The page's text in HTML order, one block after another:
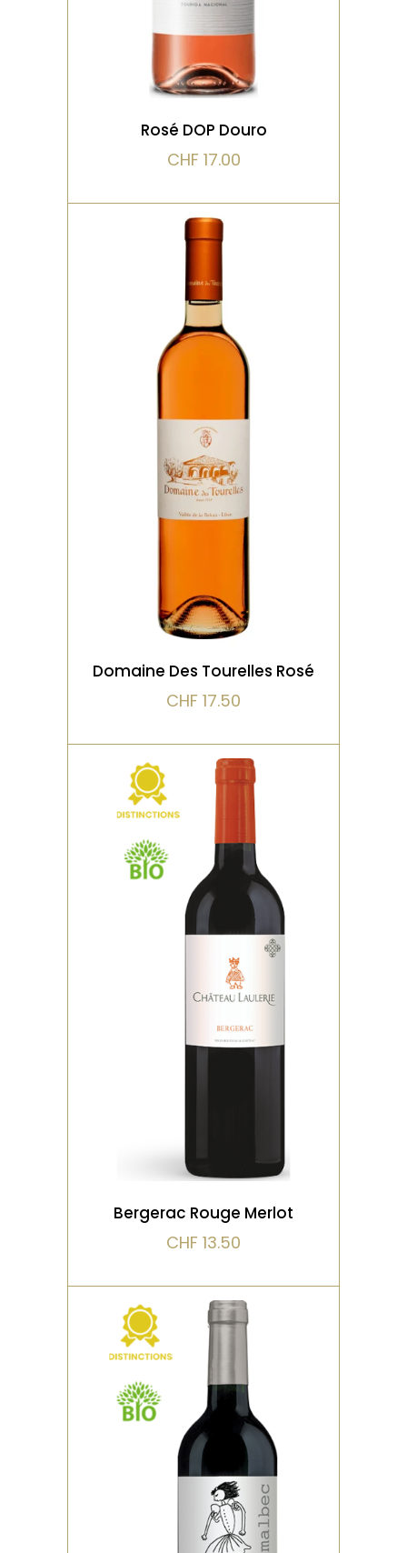
VOIR LE PRODUIT
Rosé DOP Douro
CHF 17.00
Un rosé élégant et
aromatique, aux notes de
fraise fraîche, grenade et
pétale de rose. La
VOIR LE PRODUIT
Domaine Des Tourelles Rosé
CHF 17.50
DISTINCTIONS ,ROUGE
Gourmand, le nez privilégie
des notes de fruits rouges,
que l’on retrouve en bouche
avec des tani
Bergerac Rouge Merlot
CHF 13.50
DISTINCTIONS, ROUGE
Un vin joliment poivré et
floral, aux tanins à la fois
serrés et soyeux. Du